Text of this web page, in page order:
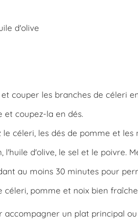
d'olive
couper les branches de céleri
et coupez-la en dés.
le céleri, les dés de pomme et les
l'huile d'olive, le sel et le poivre.
au moins 30 minutes pour
céleri, pomme et noix bien
accompagner un plat principal